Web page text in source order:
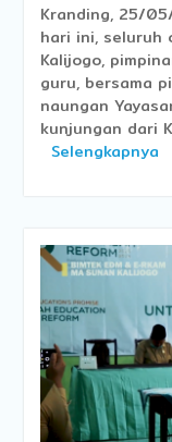
Kranding, 25/
hari ini, seluruh
Kalijogo,
guru, bersama
naungan
kunjungan dari
Selengkapnya